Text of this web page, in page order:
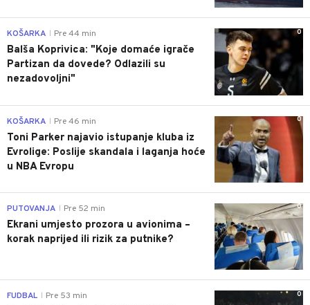
0
KOŠARKA Pre 44 min
Balša Koprivica: "Koje domaće igrače
Partizan da dovede? Odlazili su
nezadovoljni"
0
KOŠARKA Pre 46 min
Toni Parker najavio istupanje kluba iz
Evrolige: Poslije skandala i laganja hoće
u NBA Evropu
0
PUTOVANJA Pre 52 min
Ekrani umjesto prozora u avionima –
korak naprijed ili rizik za putnike?
0
FUDBAL Pre 53 min